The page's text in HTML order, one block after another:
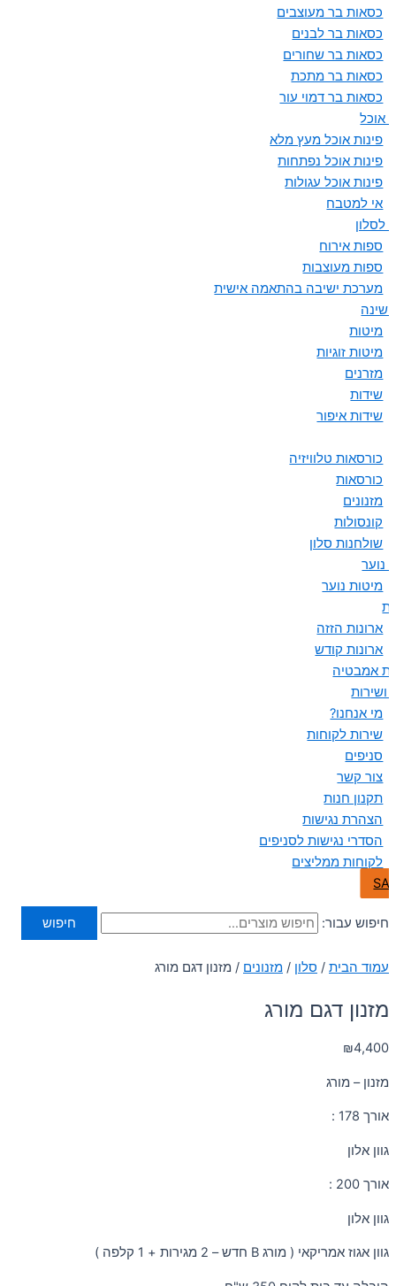
כסאות בר מעוצבים
כסאות בר לבנים
כסאות בר שחורים
כסאות בר מתכת
כסאות בר דמוי עור
אוכל
פינות אוכל מעץ מלא
פינות אוכל נפתחות
פינות אוכל עגולות
אי למטבח
לסלון
ספות אירוח
ספות מעוצבות
מערכת ישיבה בהתאמה אישית
שינה
מיטות
מיטות זוגיות
מזרנים
שידות
שידות איפור
כורסאות טלוויזיה
כורסאות
מזנונים
קונסולות
שולחנות סלון
נוער
מיטות נוער
ארונות הזזה
ארונות קודש
אמבטיה
ושירות
מי אנחנו?
שירות לקוחות
סניפים
צור קשר
תקנון חנות
הצהרת נגישות
הסדרי נגישות לסניפים
לקוחות ממליצים
חיפוש עבור: חיפוש
עמוד הבית / סלון / מזנונים / מזנון דגם מורג
מזנון דגם מורג
₪4,400
מזנון – מורג
אורך 178 :
גוון אלון
אורך 200 :
גוון אלון
גוון אגוז אמריקאי ( מורג B חדש – 2 מגירות + 1 קלפה )